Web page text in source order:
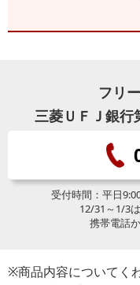
フリ
三菱ＵＦＪ銀行
受付時間：平日
12/31～1/3
携帯電話
※商品内容についてく